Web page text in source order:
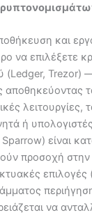
και
να επιλέξετε
(Ledger,
αποθηκεύοντας
λειτουργίες,
ή
είναι
προσοχή
επιλογές
να